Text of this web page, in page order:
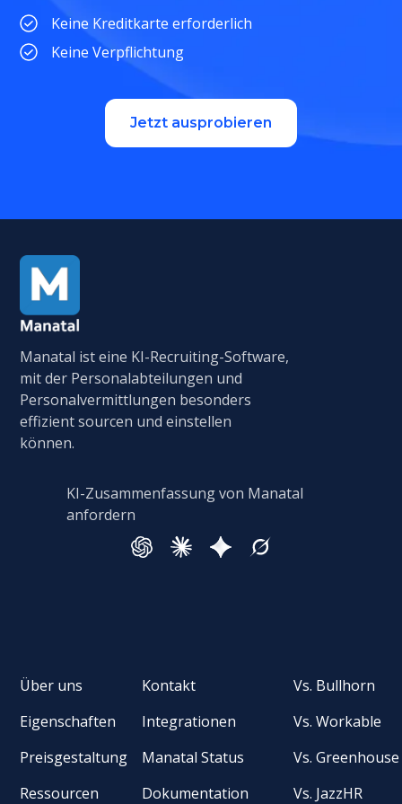
Keine Kreditkarte erforderlich
Keine Verpflichtung
Jetzt ausprobieren
Manatal ist eine KI-Recruiting-Software,
mit der Personalabteilungen und
Personalvermittlungen besonders
effizient sourcen und einstellen
können.
KI-Zusammenfassung von Manatal
anfordern
Über uns
Eigenschaften
Preisgestaltung
Ressourcen
Kontakt
Integrationen
Manatal Status
Dokumentation
Vs. Bullhorn
Vs. Workable
Vs. Greenhouse
Vs. JazzHR